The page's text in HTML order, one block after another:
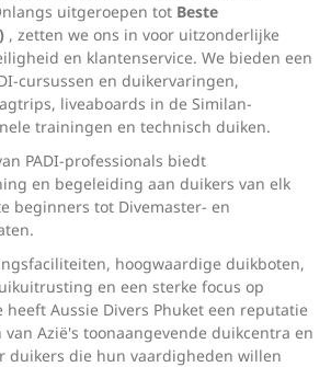
uitgeroepen tot Beste
, zetten we ons in voor uitzonderlijke
en klantenservice. We bieden een
cursussen en duikervaringen,
liveaboards in de Similan-
trainingen en technisch duiken.
PADI-professionals biedt
en begeleiding aan duikers van elk
beginners tot Divemaster- en
hoogwaardige duikboten,
en een sterke focus op
heeft Aussie Divers Phuket een reputatie
Azië's toonaangevende duikcentra en
duikers die hun vaardigheden willen